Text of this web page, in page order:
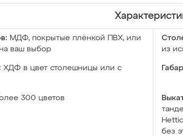
МДФ, покрытые плёнкой ПВХ, или
ваш выбор
из
ХДФ в цвет столешницы или с
300 цветов
без